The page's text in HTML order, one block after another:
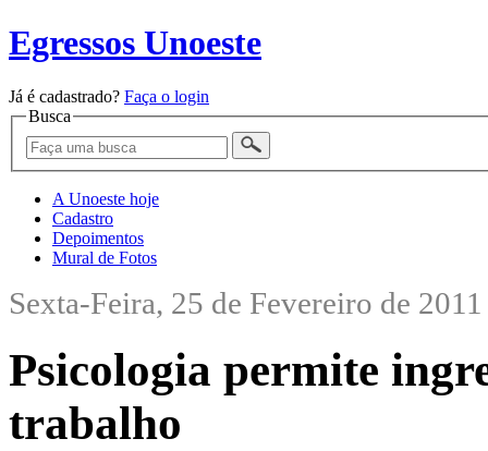
Egressos Unoeste
Já é cadastrado? Faça o login
Busca
A Unoeste hoje
Cadastro
Depoimentos
Mural de Fotos
Sexta-Feira, 25 de Fevereiro de 2011
Psicologia permite
trabalho